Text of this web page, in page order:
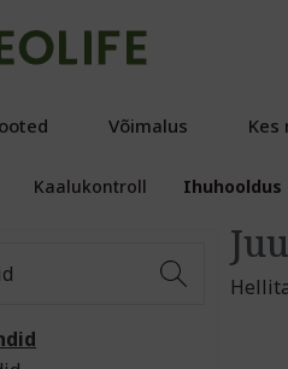
Võimalus Kes
Kaalukontroll Ihuhooldus